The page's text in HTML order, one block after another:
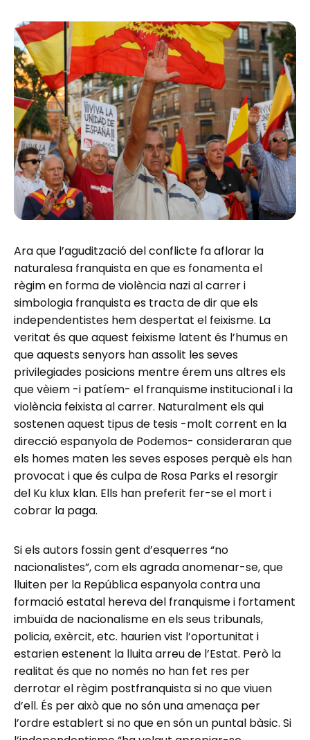
Ara que l’agudització del conflicte fa aflorar la
naturalesa franquista en que es fonamenta el
règim en forma de violència nazi al carrer i
simbologia franquista es tracta de dir que els
independentistes hem despertat el feixisme. La
veritat és que aquest feixisme latent és l’humus en
que aquests senyors han assolit les seves
privilegiades posicions mentre érem uns altres els
que vèiem -i patíem- el franquisme institucional i la
violència feixista al carrer. Naturalment els qui
sostenen aquest tipus de tesis -molt corrent en la
direcció espanyola de Podemos- consideraran que
els homes maten les seves esposes perquè els han
provocat i que és culpa de Rosa Parks el resorgir
del Ku klux klan. Ells han preferit fer-se el mort i
cobrar la paga.
Si els autors fossin gent d’esquerres “no
nacionalistes”, com els agrada anomenar-se, que
lluiten per la República espanyola contra una
formació estatal hereva del franquisme i fortament
imbuïda de nacionalisme en els seus tribunals,
policia, exèrcit, etc. haurien vist l’oportunitat i
estarien estenent la lluita arreu de l’Estat. Però la
realitat és que no només no han fet res per
derrotar el règim postfranquista si no que viuen
d’ell. És per això que no són una amenaça per
l’ordre establert si no que en són un puntal bàsic. Si